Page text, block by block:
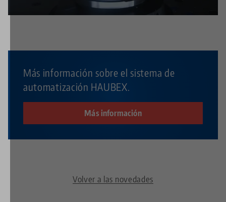
Más información sobre el sistema de
automatización HAUBEX.
Más información
Volver a las novedades